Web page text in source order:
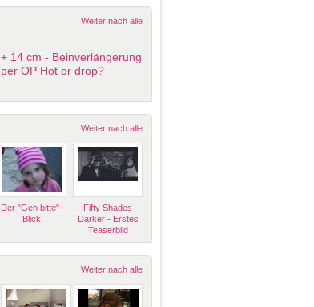
Weiter nach alle
+ 14 cm - Beinverlängerung
per OP Hot or drop?
Weiter nach alle
Der "Geh bitte"-
Blick
Fifty Shades
Darker - Erstes
Teaserbild
Weiter nach alle